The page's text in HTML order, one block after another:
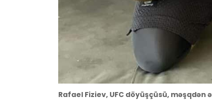
Rafael Fiziev, UFC döyüşçüsü,